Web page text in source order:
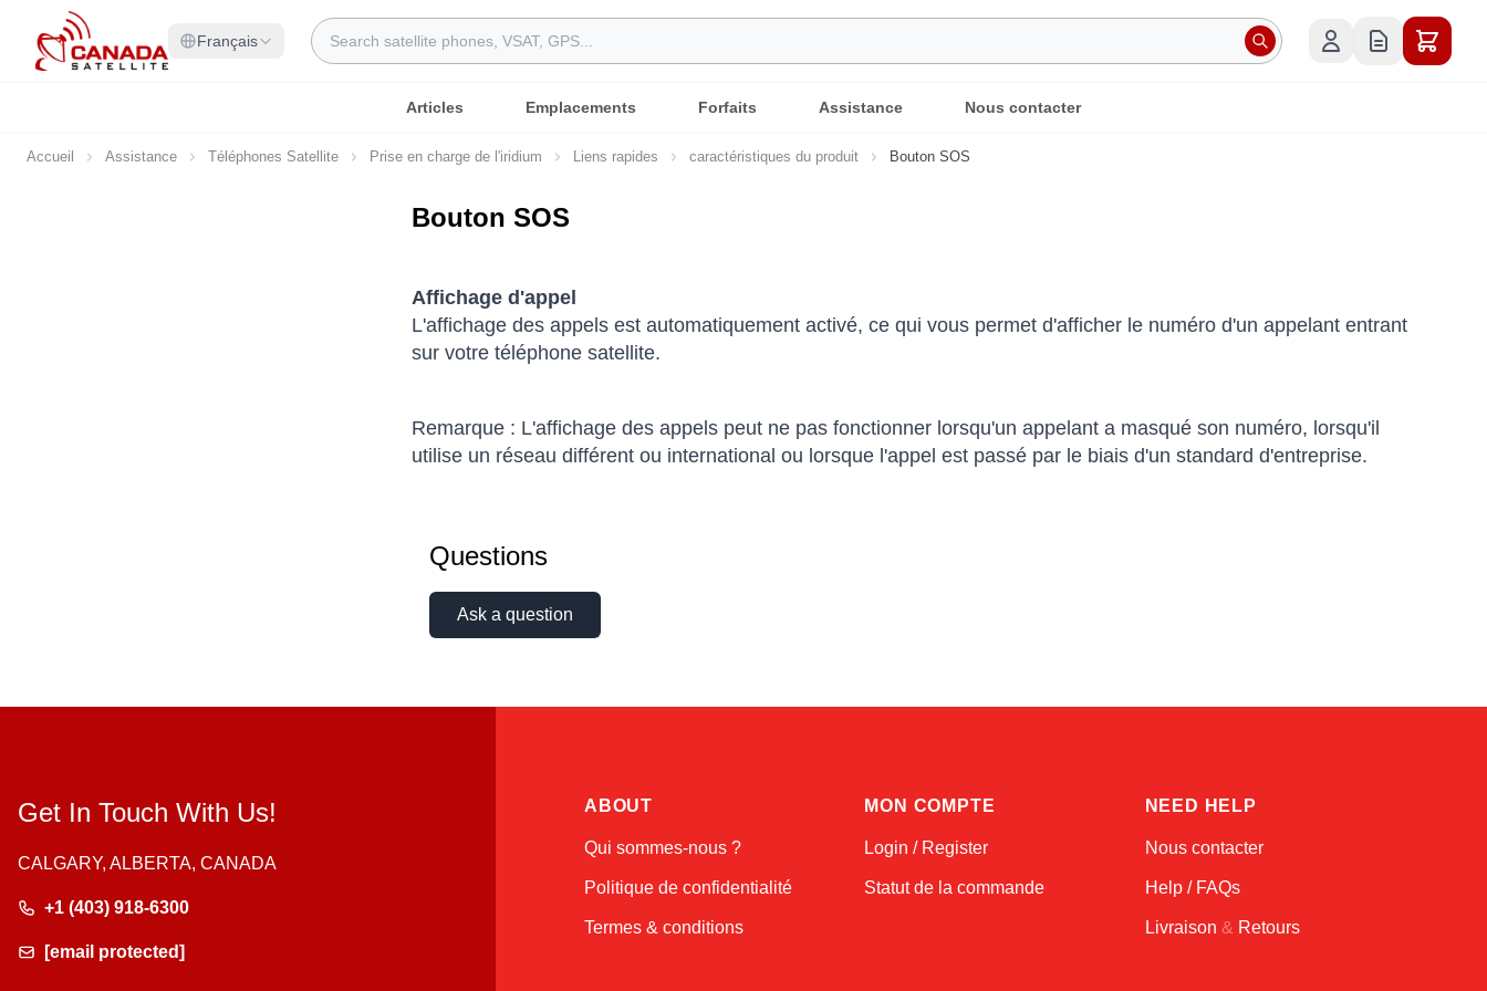
Allez au contenu
Français
Rechercher
Articles Emplacements Forfaits Assistance Nous contacter
Accueil Assistance Téléphones Satellite Prise en charge de l'iridium Liens rapides caractéristiques du produit Bouton SOS
Bouton SOS
Affichage d'appel
L'affichage des appels est automatiquement activé, ce qui vous permet d'afficher le numéro d'un appelant entrant
sur votre téléphone satellite.
Remarque : L'affichage des appels peut ne pas fonctionner lorsqu'un appelant a masqué son numéro, lorsqu'il
utilise un réseau différent ou international ou lorsque l'appel est passé par le biais d'un standard d'entreprise.
Questions
Ask a question
Get In Touch With Us!
CALGARY, ALBERTA, CANADA
+1 (403) 918-6300
[email protected]
ABOUT
Qui sommes-nous ?
Politique de confidentialité
Termes & conditions
MON COMPTE
Login / Register
Statut de la commande
NEED HELP
Nous contacter
Help / FAQs
Livraison & Retours